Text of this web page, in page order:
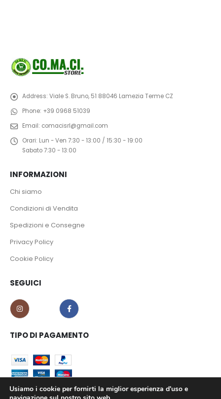
Address: Viale S. Bruno, 51 88046 Lamezia Terme CZ
Phone: +39 0968 51039
Email: comacisrl@gmail.com
Orari: Lun - Ven 7:30 - 13:00 / 15:30 - 19:00
Sabato 7:30 - 13:00
INFORMAZIONI
Chi siamo
Condizioni di Vendita
Spedizioni e Consegne
Privacy Policy
Cookie Policy
SEGUICI
TIPO DI PAGAMENTO
Usiamo i cookie per fornirti la miglior esperienza d'uso e